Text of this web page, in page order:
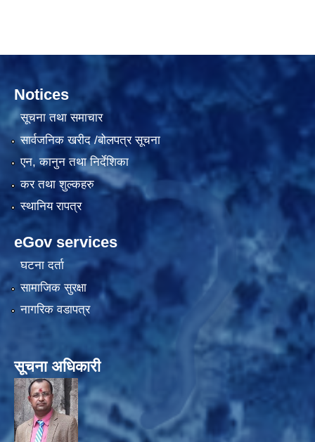
Notices
सूचना तथा समाचार
सार्वजनिक खरीद /बोलपत्र सूचना
एन, कानुन तथा निर्देशिका
कर तथा शुल्कहरु
स्थानिय रापत्र
eGov services
घटना दर्ता
सामाजिक सुरक्षा
नागरिक वडापत्र
सूचना अधिकारी